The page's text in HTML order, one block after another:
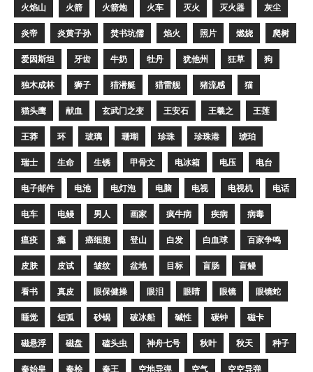
火焰山 火箭 火箭炮 火车 灭火 灭火器 灰尘
炎帝 炎黄子孙 焚书坑儒 焰火 照片 燃烧 爬树
爱因斯坦 牙齿 牛奶 牡丹 犹他州 狂草 狗
独木成林 狮子 猎潜艇 猎雷舰 猪流感 猫
猫头鹰 献血 玄武门之变 王安石 王羲之 王莲
王莽 环 玻璃 珊瑚 珍珠 珍珠港 琥珀
瑞士 生命 生锈 甲骨文 电冰箱 电压 电台
电子邮件 电池 电灯泡 电脑 电视 电视机 电话
电车 电鳗 男人 画家 疯牛病 疾病 病毒
瘟疫 瘾 癌细胞 登山 白发 白血球 百家争鸣
皮肤 皮试 皱纹 盆地 目标 盲肠 盲鳗
看书 真皮 眼保健操 眼泪 眼睛 眼镜 眼镜蛇
睡觉 短弧 砂锅 破冰船 碱性 碳钟 磁卡
磁悬浮 磁盘 磕头虫 神舟七号 秋叶 秋天 种子
秦始皇 秦桧 秦王 空地导弹 空气 空空导弹